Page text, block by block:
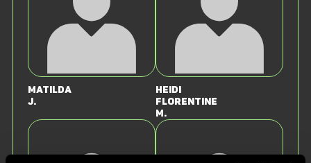
Matilda
J.
Heidi
Florentine
M.